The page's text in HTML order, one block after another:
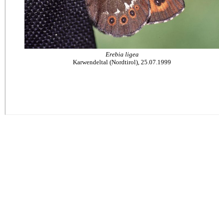
Erebia ligea
Karwendeltal (Nordtirol), 25.07.1999